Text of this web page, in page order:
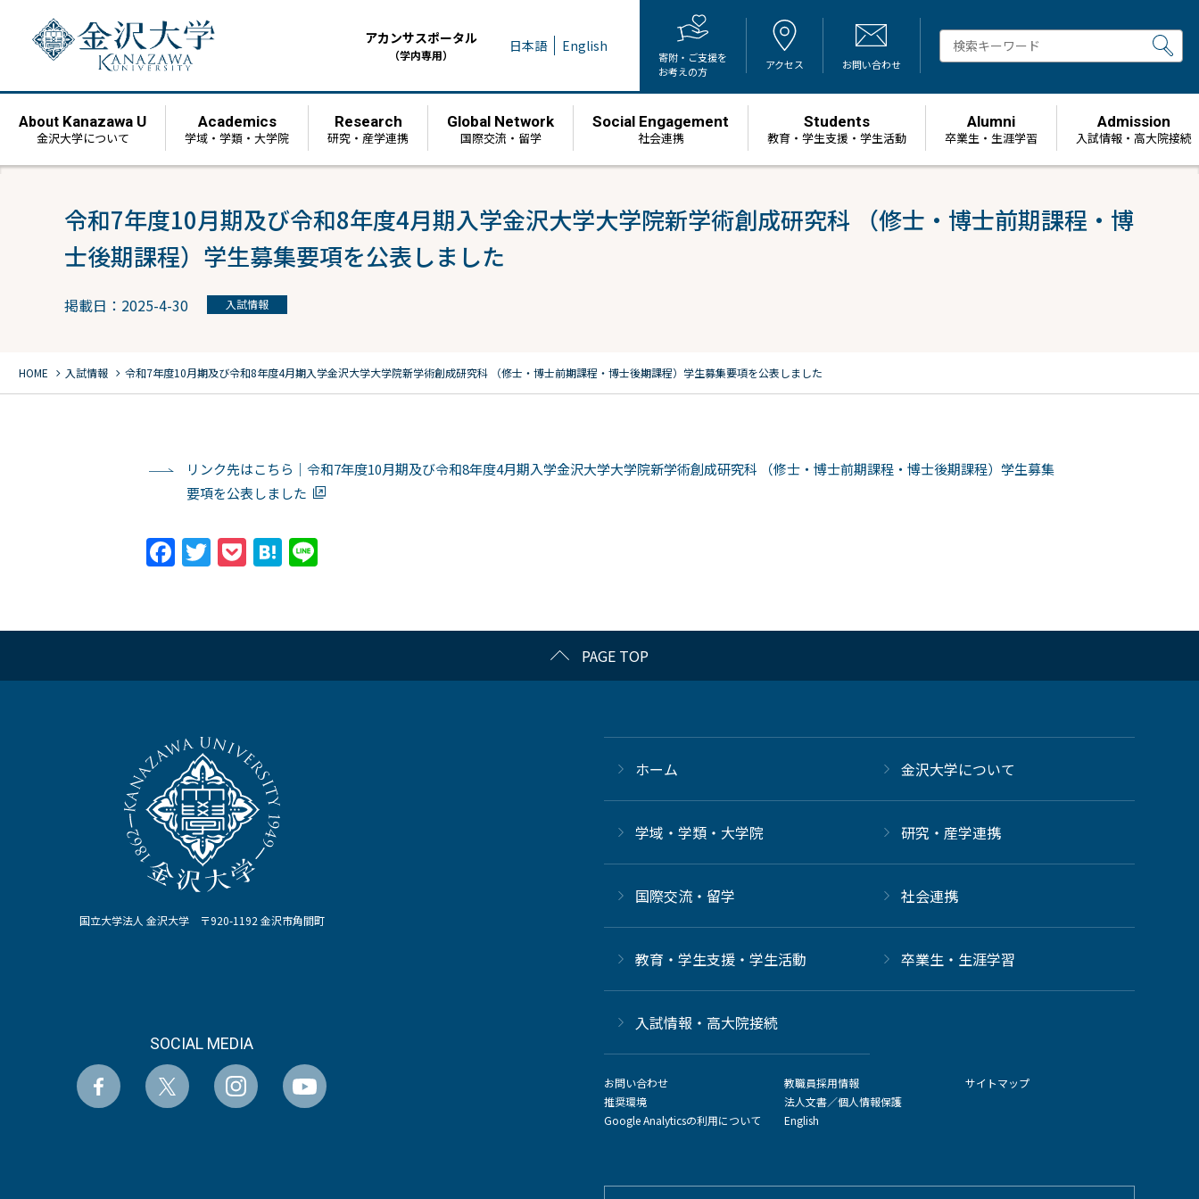
アカンサスポータル
（学内専用） 日本語 English
寄附・ご支援を
お考えの方
アクセス お問い合わせ
About Kanazawa U
金沢大学について
Academics
学域・学類・大学院
Research
研究・産学連携
Global Network
国際交流・留学
Social Engagement
社会連携
Students
教育・学生支援・学生活動
Alumni
卒業生・生涯学習
Admission
⼊試情報・高大院接続
令和7年度10月期及び令和8年度4月期入学金沢大学大学院新学術創成研究科 （修士・博士前期課程・博
士後期課程）学生募集要項を公表しました
掲載日：2025-4-30 入試情報
HOME chevron_right 入試情報 chevron_right 令和7年度10月期及び令和8年度4月期入学金沢大学大学院新学術創成研究科 （修士・博士前期課程・博士後期課程）学生募集要項を公表しました
リンク先はこちら｜令和7年度10月期及び令和8年度4月期入学金沢大学大学院新学術創成研究科 （修士・博士前期課程・博士後期課程）学生募集
要項を公表しました
Facebook
Twitter
PocketHatena
PAGE TOP
国立大学法人 金沢大学 〒920-1192 金沢市角間町
SOCIAL MEDIA
ホーム 金沢大学について
学域・学類・大学院 研究・産学連携
国際交流・留学 社会連携
教育・学生支援・学生活動 卒業生・生涯学習
⼊試情報・高大院接続
お問い合わせ
推奨環境
Google Analyticsの利用について
教職員採用情報
法人文書／個人情報保護
English
サイトマップ